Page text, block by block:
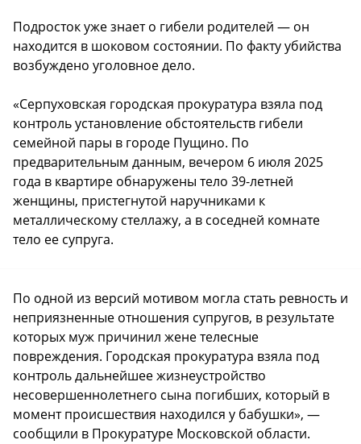
Подросток уже знает о гибели родителей — он
находится в шоковом состоянии. По факту убийства
возбуждено уголовное дело.
«Серпуховская городская прокуратура взяла под
контроль установление обстоятельств гибели
семейной пары в городе Пущино. По
предварительным данным, вечером 6 июля 2025
года в квартире обнаружены тело 39-летней
женщины, пристегнутой наручниками к
металлическому стеллажу, а в соседней комнате
тело ее супруга.
По одной из версий мотивом могла стать ревность и
неприязненные отношения супругов, в результате
которых муж причинил жене телесные
повреждения. Городская прокуратура взяла под
контроль дальнейшее жизнеустройство
несовершеннолетнего сына погибших, который в
момент происшествия находился у бабушки», —
сообщили в Прокуратуре Московской области.